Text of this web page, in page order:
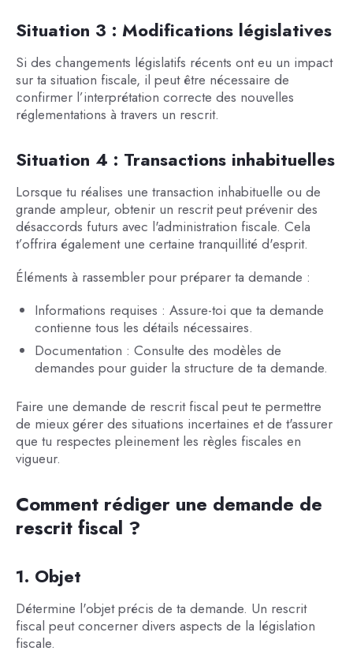
Situation 3 : Modifications législatives
Si des changements législatifs récents ont eu un impact
sur ta situation fiscale, il peut être nécessaire de
confirmer l’interprétation correcte des nouvelles
réglementations à travers un rescrit.
Situation 4 : Transactions inhabituelles
Lorsque tu réalises une transaction inhabituelle ou de
grande ampleur, obtenir un rescrit peut prévenir des
désaccords futurs avec l'administration fiscale. Cela
t’offrira également une certaine tranquillité d'esprit.
Éléments à rassembler pour préparer ta demande :
Informations requises : Assure-toi que ta demande
contienne tous les détails nécessaires.
Documentation : Consulte des modèles de
demandes pour guider la structure de ta demande.
Faire une demande de rescrit fiscal peut te permettre
de mieux gérer des situations incertaines et de t'assurer
que tu respectes pleinement les règles fiscales en
vigueur.
Comment rédiger une demande de
rescrit fiscal ?
1. Objet
Détermine l'objet précis de ta demande. Un rescrit
fiscal peut concerner divers aspects de la législation
fiscale.